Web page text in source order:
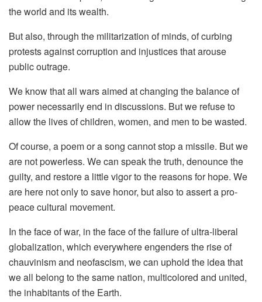
the world and its wealth.
But also, through the militarization of minds, of curbing
protests against corruption and injustices that arouse
public outrage.
We know that all wars aimed at changing the balance of
power necessarily end in discussions. But we refuse to
allow the lives of children, women, and men to be wasted.
Of course, a poem or a song cannot stop a missile. But we
are not powerless. We can speak the truth, denounce the
guilty, and restore a little vigor to the reasons for hope. We
are here not only to save honor, but also to assert a pro-
peace cultural movement.
In the face of war, in the face of the failure of ultra-liberal
globalization, which everywhere engenders the rise of
chauvinism and neofascism, we can uphold the idea that
we all belong to the same nation, multicolored and united,
the inhabitants of the Earth.